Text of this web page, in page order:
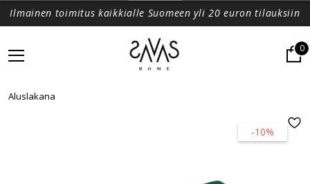
Ilmainen toimitus kaikkialle Suomeen yli 20 euron tilauksiin
0
Aluslakana
-10%